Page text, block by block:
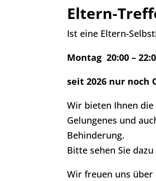
Eltern-
Ist eine Eltern-
Montag 20:00 –
seit 2026 nur noch
Wir bieten Ihnen
Gelungenes und
Behinderung.
Bitte sehen Sie
Wir freuen uns